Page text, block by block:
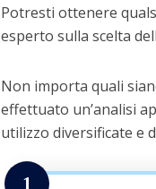
Potresti ottenere
esperto sulla scelta
Non importa quali
effettuato un’analisi
utilizzo diversificate e
1